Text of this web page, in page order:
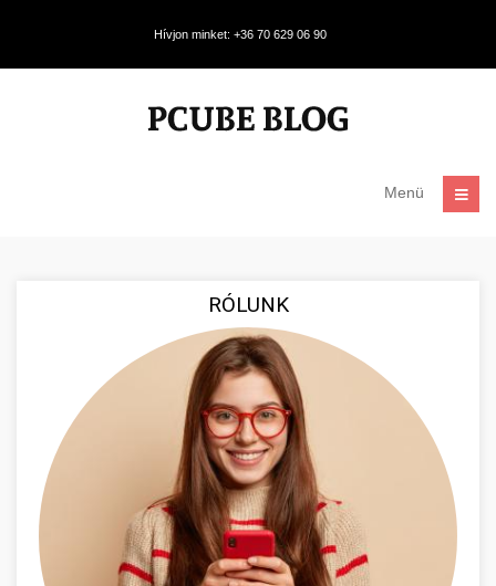
Hívjon minket: +36 70 629 06 90
Menü
RÓLUNK